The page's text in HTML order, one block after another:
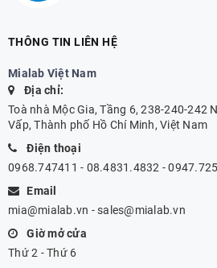
THÔNG TIN LIÊN HỆ
Mialab Việt Nam
Địa chỉ:
Toà nhà Mộc Gia, Tầng 6, 238-240-242
Vấp, Thành phố Hồ Chí Minh, Việt Nam
Điện thoại
0968.747411 - 08.4831.4832 -
Email
mia@mialab.vn -sales@mialab.vn
Giờ mở cửa
Thứ 2 - Thứ 6